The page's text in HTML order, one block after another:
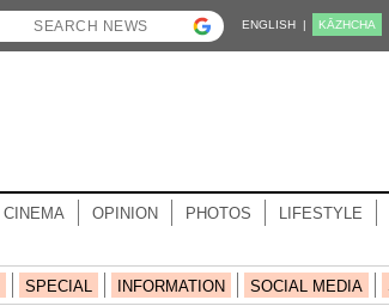
ENGLISH | KĀZHCHA
CINEMA OPINION PHOTOS LIFESTYLE
SPECIAL INFORMATION SOCIAL MEDIA